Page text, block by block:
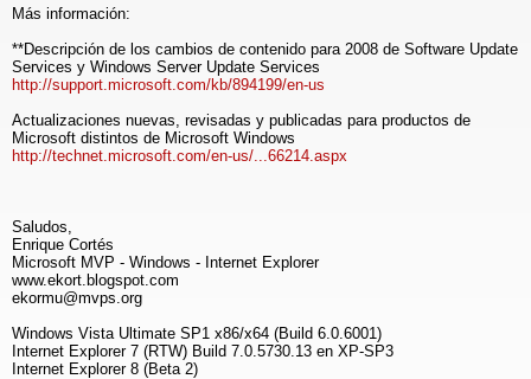
Más información:
**Descripción de los cambios de contenido para 2008 de Software Update
Services y Windows Server Update Services
http://support.microsoft.com/kb/894199/en-us
Actualizaciones nuevas, revisadas y publicadas para productos de
Microsoft distintos de Microsoft Windows
http://technet.microsoft.com/en-us/...66214.aspx
Saludos,
Enrique Cortés
Microsoft MVP - Windows - Internet Explorer
www.ekort.blogspot.com
ekormu@mvps.org
Windows Vista Ultimate SP1 x86/x64 (Build 6.0.6001)
Internet Explorer 7 (RTW) Build 7.0.5730.13 en XP-SP3
Internet Explorer 8 (Beta 2)